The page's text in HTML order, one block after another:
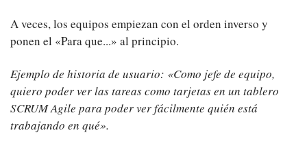
A veces, los equipos empiezan con el orden inverso y
ponen el «Para que...» al principio.
Ejemplo de historia de usuario: «Como jefe de equipo,
quiero poder ver las tareas como tarjetas en un tablero
SCRUM Agile para poder ver fácilmente quién está
trabajando en qué».